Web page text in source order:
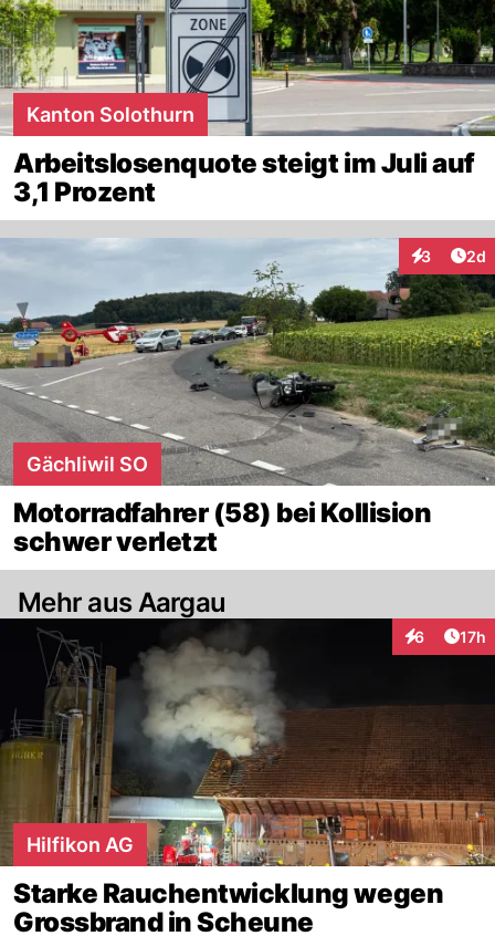
Kanton Solothurn
Arbeitslosenquote steigt im Juli auf
3,1 Prozent
3 2d
Gächliwil SO
Motorradfahrer (58) bei Kollision
schwer verletzt
Mehr aus Aargau
6 17h
Hilfikon AG
Starke Rauchentwicklung wegen
Grossbrand in Scheune